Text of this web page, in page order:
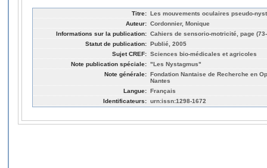
Titre: Les mouvements oculaires pseudo-
Auteur: Cordonnier, Monique
Informations sur la publication: Cahiers de sensorio-motricité, page
Statut de publication: Publié, 2005
Sujet CREF: Sciences bio-médicales et agricoles
Note publication spéciale: "Les Nystagmus"
Note générale: Fondation Nantaise de Recherche en
Nantes
Langue: Français
Identificateurs: urn:issn:1298-1672